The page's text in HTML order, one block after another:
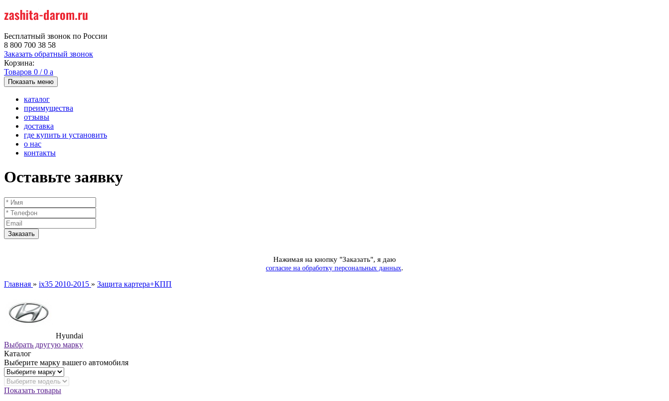
Бесплатный звонок по России
8 800 700 38 58
Заказать обратный звонок
Корзина:
Товаров 0 /0 a
Показать меню
каталог
преимущества
отзывы
доставка
где купить и установить
о нас
контакты
Оставьте заявку
Нажимая на кнопку "Заказать", я даю
согласие на обработку персональных данных.
Главная » ix35 2010-2015 » Защита картера+КПП
Hyundai
Выбрать другую марку
Каталог
Выберите марку вашего автомобиля
Показать товары